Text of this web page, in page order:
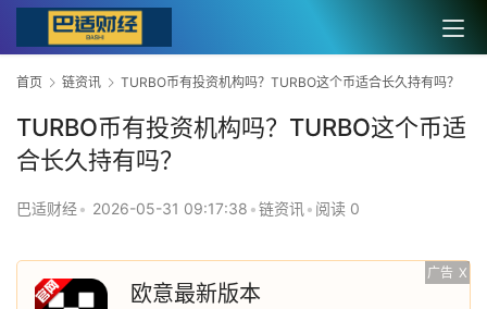
首页 链资讯 TURBO币有投资机构吗？TURBO这个币适合长久持有吗？
TURBO币有投资机构吗？TURBO这个币适
合长久持有吗？
巴适财经• 2026-05-31 09:17:38 •链资讯 • 阅读 0
广告 X
欧意最新版本